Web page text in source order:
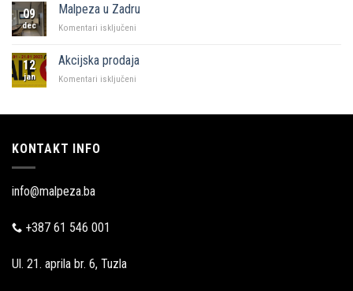
Malpeza
09
dec
Malpeza u Zadru
Komentari isključeni
Zadru
12
jan
Akcijska prodaja
Komentari isključeni
KONTAKT INFO
info@malpeza.ba
+387 61 546 001
Ul. 21. aprila br. 6, Tuzla